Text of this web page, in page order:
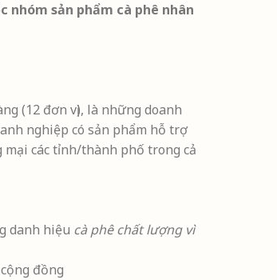
nhóm sản phẩm cà phê nhân
(12 đơn vị), là những doanh
nghiệp có sản phẩm hỗ trợ
mại các tỉnh/thành phố trong cả
danh hiệu cà phê chất lượng vì